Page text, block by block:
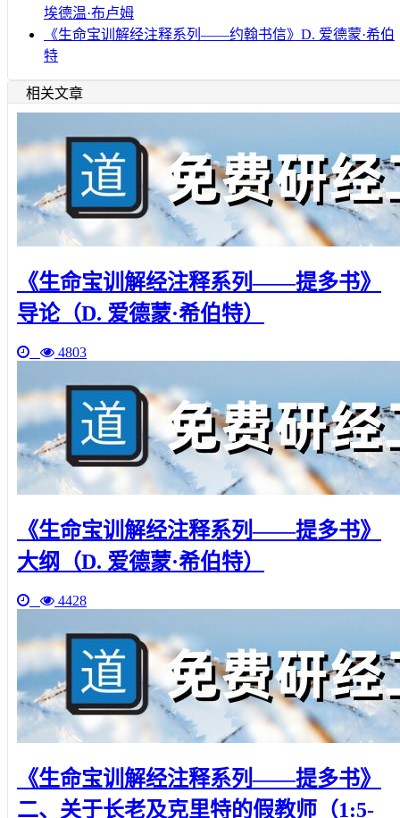
埃德温·布卢姆
《生命宝训解经注释系列——约翰书信》D. 爱德蒙·希伯
特
相关文章
《生命宝训解经注释系列——提多书》
导论（D. 爱德蒙·希伯特）
4803
《生命宝训解经注释系列——提多书》
大纲（D. 爱德蒙·希伯特）
4428
《生命宝训解经注释系列——提多书》
二、关于长老及克里特的假教师（1:5-